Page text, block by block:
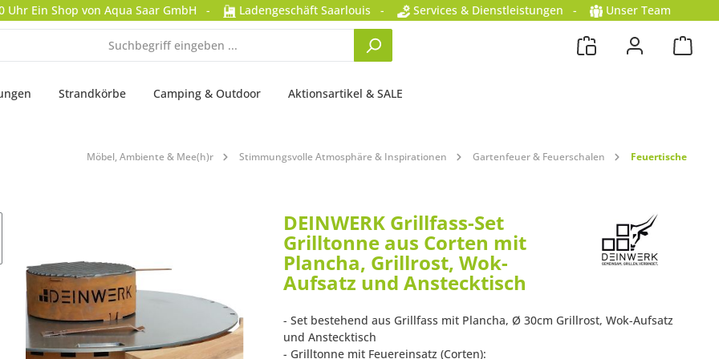
Uhr Ein Shop von Aqua Saar GmbH - Ladengeschäft Saarlouis - Services & Dienstleistungen - Unser Team
Strandkörbe Camping & Outdoor Aktionsartikel & SALE
Möbel, Ambiente & Mee(h)r Stimmungsvolle Atmosphäre & Inspirationen Gartenfeuer & Feuerschalen Feuertische
DEINWERK Grillfass-Set
Grilltonne aus Corten mit
Plancha, Grillrost, Wok-
Aufsatz und Anstecktisch
- Set bestehend aus Grillfass mit Plancha, Ø 30cm Grillrost, Wok-Aufsatz
und Anstecktisch
- Grilltonne mit Feuereinsatz (Corten):